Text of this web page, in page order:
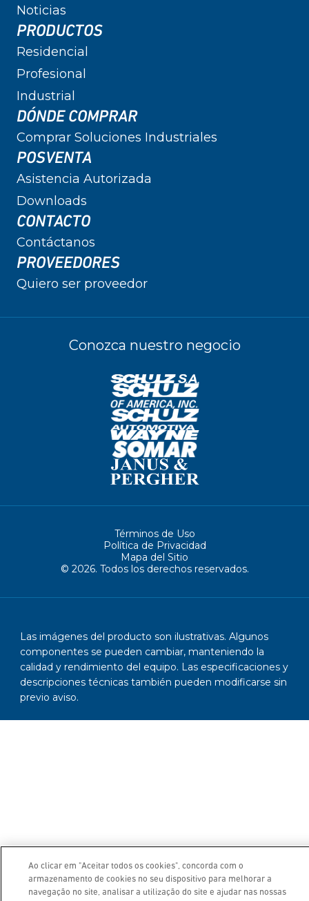
Noticias
PRODUCTOS
Residencial
Profesional
Industrial
DÓNDE COMPRAR
Comprar Soluciones Industriales
POSVENTA
Asistencia Autorizada
Downloads
CONTACTO
Contáctanos
PROVEEDORES
Quiero ser proveedor
Conozca nuestro negocio
© 2026. Todos los derechos reservados.
Términos de Uso
Política de Privacidad
Mapa del Sitio
Las imágenes del producto son ilustrativas. Algunos
componentes se pueden cambiar, manteniendo la
calidad y rendimiento del equipo. Las especificaciones y
descripciones técnicas también pueden modificarse sin
previo aviso.
Ao clicar em "Aceitar todos os cookies", concorda com o
armazenamento de cookies no seu dispositivo para melhorar a
navegação no site, analisar a utilização do site e ajudar nas nossas